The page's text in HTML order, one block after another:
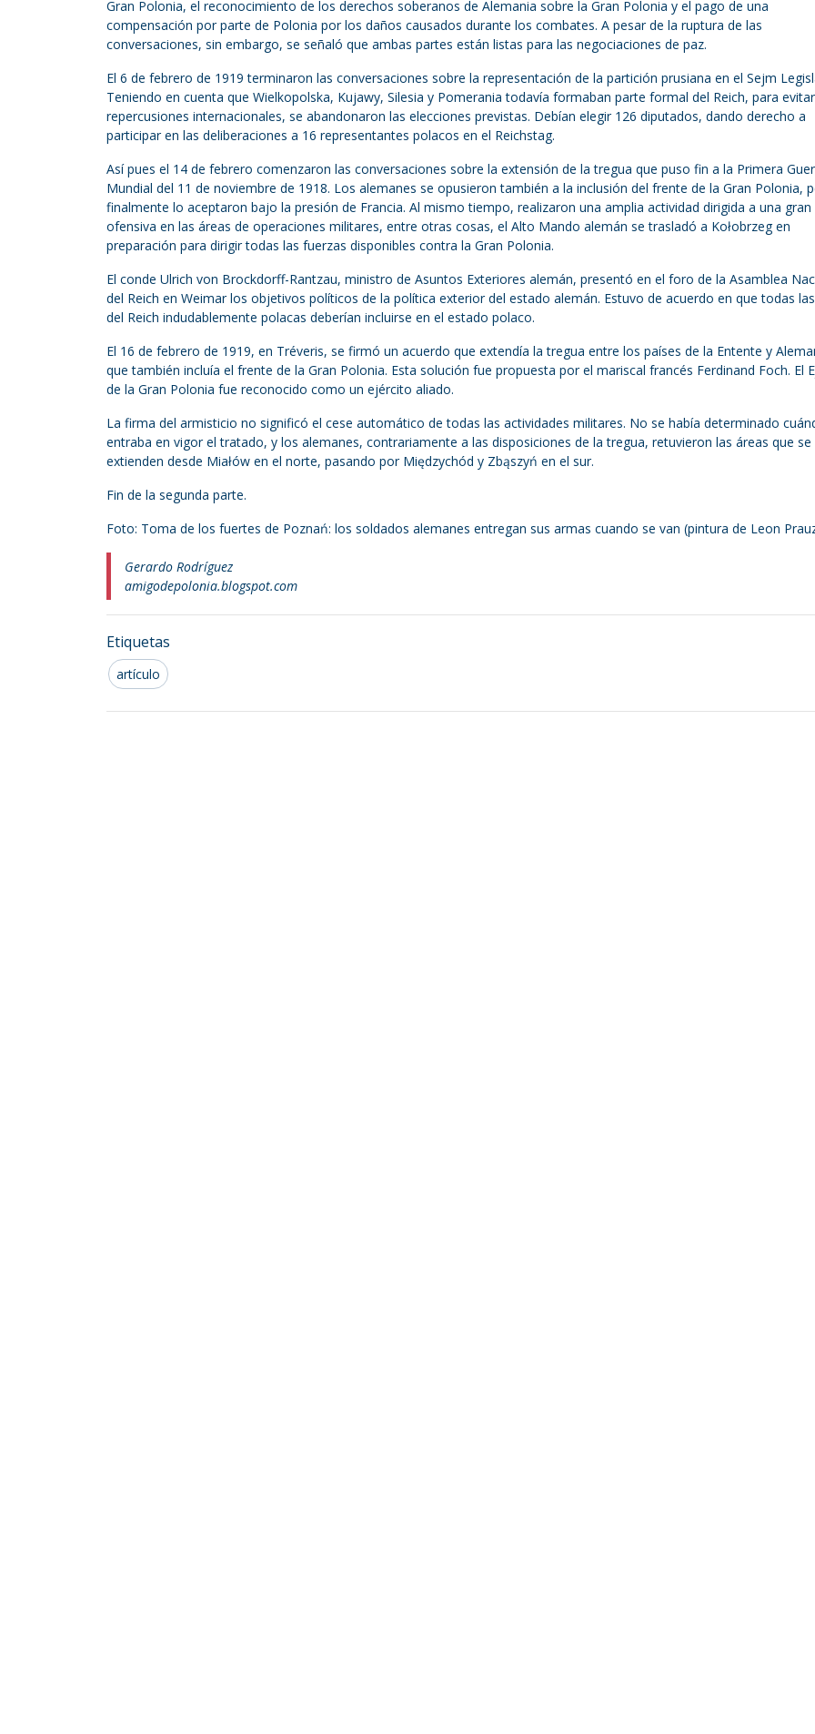
Gran Polonia, el reconocimiento de los derechos soberanos de Alemania sobre la Gran Polonia y el pago de una
compensación por parte de Polonia por los daños causados ​​durante los combates. A pesar de la ruptura de las
conversaciones, sin embargo, se señaló que ambas partes están listas para las negociaciones de paz.
El 6 de febrero de 1919 terminaron las conversaciones sobre la representación de la partición prusiana en el Sejm
Teniendo en cuenta que Wielkopolska, Kujawy, Silesia y Pomerania todavía formaban parte formal del Reich, para evitar
repercusiones internacionales, se abandonaron las elecciones previstas. Debían elegir 126 diputados, dando derecho a
participar en las deliberaciones a 16 representantes polacos en el Reichstag.
Así pues el 14 de febrero comenzaron las conversaciones sobre la extensión de la tregua que puso fin a la Primera
Mundial del 11 de noviembre de 1918. Los alemanes se opusieron también a la inclusión del frente de la Gran Polonia,
finalmente lo aceptaron bajo la presión de Francia. Al mismo tiempo, realizaron una amplia actividad dirigida a una gran
ofensiva en las áreas de operaciones militares, entre otras cosas, el Alto Mando alemán se trasladó a Kołobrzeg en
preparación para dirigir todas las fuerzas disponibles contra la Gran Polonia.
El conde Ulrich von Brockdorff-Rantzau, ministro de Asuntos Exteriores alemán, presentó en el foro de la Asamblea
del Reich en Weimar los objetivos políticos de la política exterior del estado alemán. Estuvo de acuerdo en que todas
del Reich indudablemente polacas deberían incluirse en el estado polaco.
El 16 de febrero de 1919, en Tréveris, se firmó un acuerdo que extendía la tregua entre los países de la Entente y
que también incluía el frente de la Gran Polonia. Esta solución fue propuesta por el mariscal francés Ferdinand Foch. El
de la Gran Polonia fue reconocido como un ejército aliado.
La firma del armisticio no significó el cese automático de todas las actividades militares. No se había determinado
entraba en vigor el tratado, y los alemanes, contrariamente a las disposiciones de la tregua, retuvieron las áreas que se
extienden desde Miałów en el norte, pasando por Międzychód y Zbąszyń en el sur.
Fin de la segunda parte.
Foto: Toma de los fuertes de Poznań: los soldados alemanes entregan sus armas cuando se van (pintura de Leon
Gerardo Rodríguez
amigodepolonia.blogspot.com
Etiquetas
artículo